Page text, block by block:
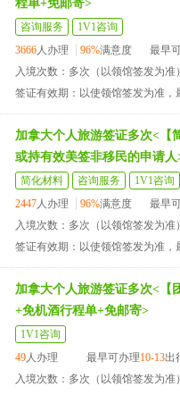
程单+免邮寄>
咨询服务
1V1咨询
3666人办理 96%满意度 最早
入境次数：多次（以领馆签发为准）
签证有效期：以使领馆签发为准，
加拿大个人旅游签证多次<【
或持有效美签非移民的申请人
简化材料 咨询服务
1V1咨询
2447人办理 96%满意度 最早
入境次数：多次（以领馆签发为准）
签证有效期：以使领馆签发为准，
加拿大个人旅游签证多次<【
+免机酒行程单+免邮寄>
1V1咨询
49人办理 最早可办理10-13出
入境次数：多次（以领馆签发为准）